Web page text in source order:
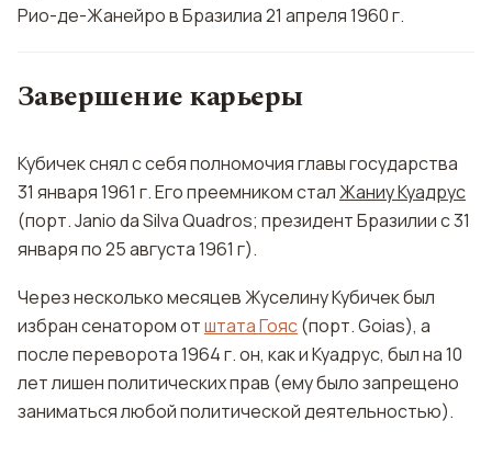
Рио-де-Жанейро в Бразилиа 21 апреля 1960 г.
Завершение карьеры
Кубичек снял с себя полномочия главы государства
31 января 1961 г. Его преемником сталЖаниу Куадрус
(порт. Janio da Silva Quadros; президент Бразилии с 31
января по 25 августа 1961 г).
Через несколько месяцев Жуселину Кубичек был
избран сенатором отштата Гояс(порт. Goias), а
после переворота 1964 г. он, как и Куадрус, был на 10
лет лишен политических прав (ему было запрещено
заниматься любой политической деятельностью).